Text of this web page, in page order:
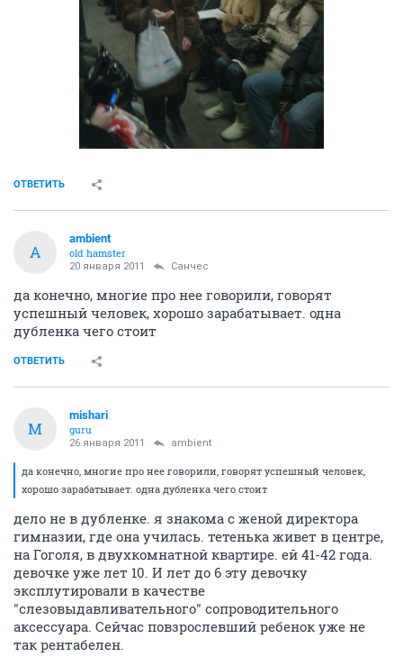
ОТВЕТИТЬ
A
ambient
old hamster
20 января 2011 Санчес
да конечно, многие про нее говорили, говорят
успешный человек, хорошо зарабатывает. одна
дубленка чего стоит
ОТВЕТИТЬ
M
mishari
guru
26 января 2011 ambient
да конечно, многие про нее говорили, говорят успешный человек,
хорошо зарабатывает. одна дубленка чего стоит
дело не в дубленке. я знакома с женой директора
гимназии, где она училась. тетенька живет в центре,
на Гоголя, в двухкомнатной квартире. ей 41-42 года.
девочке уже лет 10. И лет до 6 эту девочку
эксплутировали в качестве
"слезовыдавливательного" сопроводительного
аксессуара. Сейчас повзрослевший ребенок уже не
так рентабелен.